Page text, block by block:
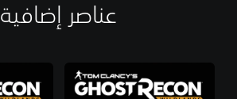
عناصر إضافية